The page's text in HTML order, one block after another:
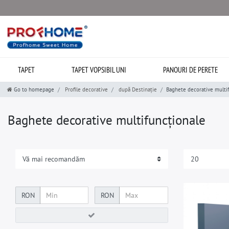
TAPET TAPET VOPSIBIL UNI PANOURI DE PERETE
Go to homepage Profile decorative după Destinație Baghete decorative
Baghete decorative multifuncționale
RON RON